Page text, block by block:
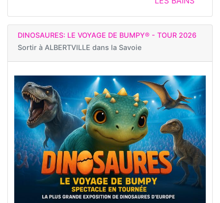
DINOSAURES: LE VOYAGE DE BUMPY® - TOUR 2026
Sortir à ALBERTVILLE dans la Savoie